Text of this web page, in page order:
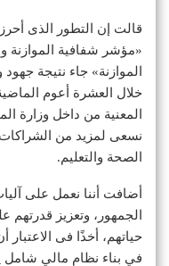
قالت إن التطور الذى
«مؤشر شفافية الموازنة
الموازنة» جاء نتيجة
خلال العشرة أعوم
المعنية من داخل وزارة
نسعى لمزيد من الشراكات
الصحة والتعليم.
أضافت أننا نعمل على
الجمهور، وتعزيز قدرتهم
حياتهم، أخذًا فى
في بناء نظام مالي شامل